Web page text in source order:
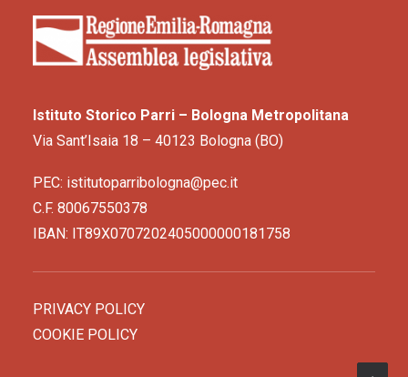
Istituto Storico Parri – Bologna Metropolitana
Via Sant’Isaia 18 – 40123 Bologna (BO)
PEC: istitutoparribologna@pec.it
C.F. 80067550378
IBAN: IT89X0707202405000000181758
PRIVACY POLICY
COOKIE POLICY